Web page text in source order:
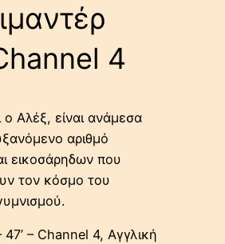
4
o Αλέξ, είναι ανάμεσα
αριθμό
εικοσάρηδων που
τον κόσμο του
– Channel 4, Αγγλική